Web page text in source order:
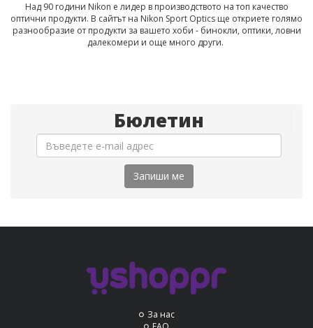
Над 90 години Nikon е лидер в производството на топ качество
оптични продукти. В сайтът на Nikon Sport Optics ще откриете голямо
разнообразие от продукти за вашето хоби - бинокли, оптики, ловни
далекомери и още много други.
Бюлетин
Запиши ме
За нас